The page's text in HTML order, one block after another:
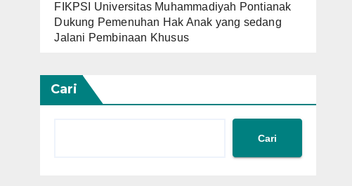
FIKPSI Universitas Muhammadiyah Pontianak
Dukung Pemenuhan Hak Anak yang sedang
Jalani Pembinaan Khusus
Cari
Cari